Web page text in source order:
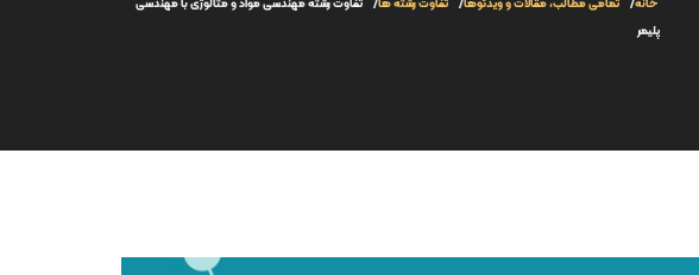
خانه تمامی مطالب، مقالات و ویدئوها تفاوت رشته ها
تفاوت رشته مهندسی مواد و متالوژی با مهندسی
پلیمر